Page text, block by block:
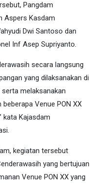
Pangdam
Aspers Kasdam
Dwi Santoso dan
Inf Asep Supriyanto.
secara langsung
yang dilaksanakan di
melaksanakan
Venue PON XX
kata Kajasdam
kegiatan tersebut
yang bertujuan
Venue PON XX yang